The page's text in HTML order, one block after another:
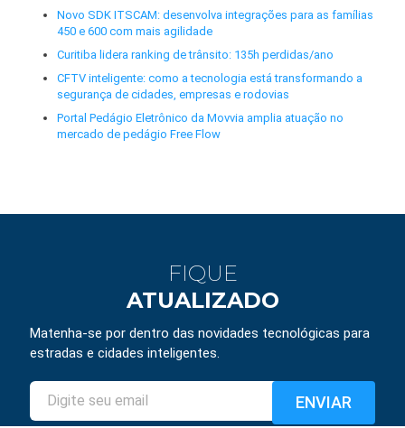
Novo SDK ITSCAM: desenvolva integrações para as famílias
450 e 600 com mais agilidade
Curitiba lidera ranking de trânsito: 135h perdidas/ano
CFTV inteligente: como a tecnologia está transformando a
segurança de cidades, empresas e rodovias
Portal Pedágio Eletrônico da Movvia amplia atuação no
mercado de pedágio Free Flow
FIQUE
ATUALIZADO
Matenha-se por dentro das novidades tecnológicas para
estradas e cidades inteligentes.